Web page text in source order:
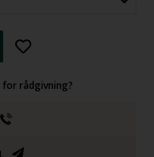
for rådgivning?